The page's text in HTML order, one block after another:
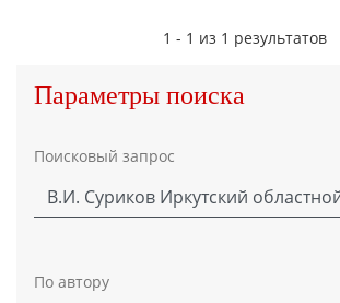
1 - 1 из 1 результатов
Параметры поиска
Поисковый запрос
По автору